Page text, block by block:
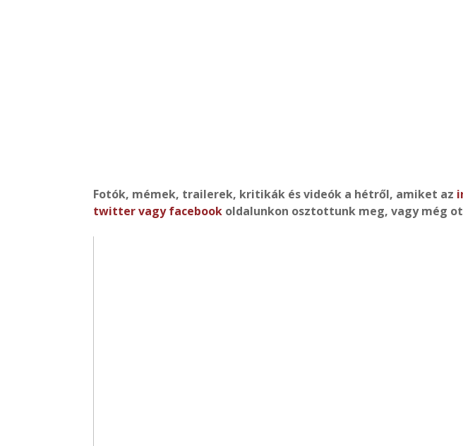
Fotók, mémek, trailerek, kritikák és videók a hétről, amiket az
twittervagyfacebook oldalunkon osztottunk meg, vagy még